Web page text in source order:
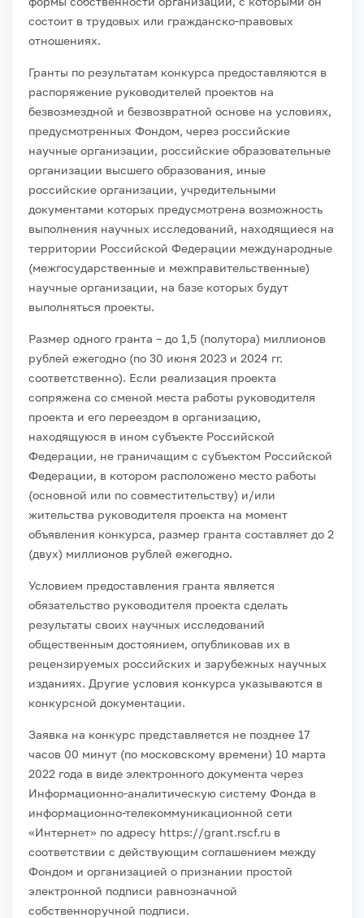
состоит в трудовых или гражданско-правовых
отношениях.
Гранты по результатам конкурса предоставляются в
распоряжение руководителей проектов на
безвозмездной и безвозвратной основе на условиях,
предусмотренных Фондом, через российские
научные организации, российские образовательные
организации высшего образования, иные
российские организации, учредительными
документами которых предусмотрена возможность
выполнения научных исследований, находящиеся на
территории Российской Федерации международные
(межгосударственные и межправительственные)
научные организации, на базе которых будут
выполняться проекты.
Размер одного гранта – до 1,5 (полутора) миллионов
рублей ежегодно (по 30 июня 2023 и 2024 гг.
соответственно). Если реализация проекта
сопряжена со сменой места работы руководителя
проекта и его переездом в организацию,
находящуюся в ином субъекте Российской
Федерации, не граничащим с субъектом Российской
Федерации, в котором расположено место работы
(основной или по совместительству) и/или
жительства руководителя проекта на момент
объявления конкурса, размер гранта составляет до 2
(двух) миллионов рублей ежегодно.
Условием предоставления гранта является
обязательство руководителя проекта сделать
результаты своих научных исследований
общественным достоянием, опубликовав их в
рецензируемых российских и зарубежных научных
изданиях. Другие условия конкурса указываются в
конкурсной документации.
Заявка на конкурс представляется не позднее 17
часов 00 минут (по московскому времени) 10 марта
2022 года в виде электронного документа через
Информационно-аналитическую систему Фонда в
информационно-телекоммуникационной сети
«Интернет» по адресу https://grant.rscf.ru в
соответствии с действующим соглашением между
Фондом и организацией о признании простой
электронной подписи равнозначной
собственноручной подписи.